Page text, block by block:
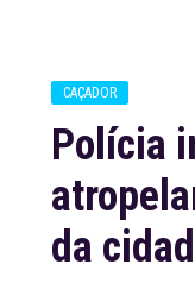
CAÇADOR
Polícia
da